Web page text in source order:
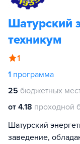
Шатурский
техникум
1
1 программа
25 бюджетных
от 4.18 проходной
Шатурский
заведение,